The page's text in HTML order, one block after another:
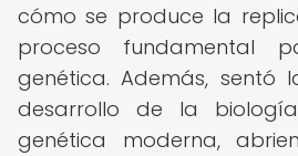
cómo se produce la
proceso fundamental
genética. Además, sentó
desarrollo de la
genética moderna,